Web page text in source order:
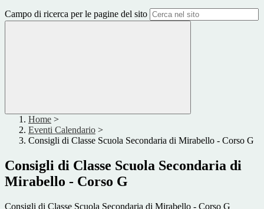
Campo di ricerca per le pagine del sito
Home >
Eventi Calendario >
Consigli di Classe Scuola Secondaria di Mirabello - Corso G
Consigli di Classe Scuola Secondaria di
Mirabello - Corso G
Consigli di Classe Scuola Secondaria di Mirabello - Corso G